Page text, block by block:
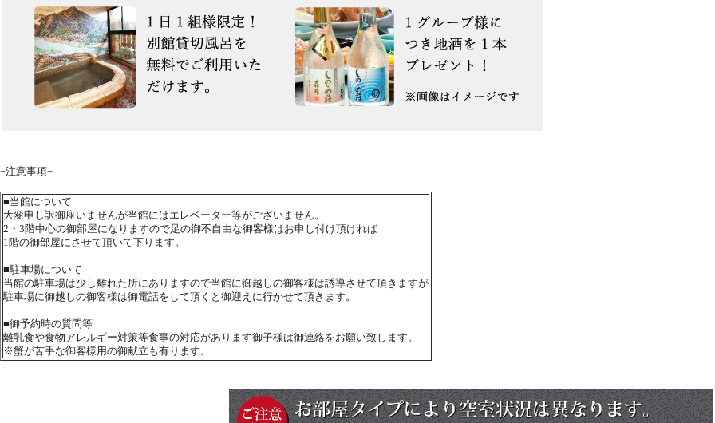
−注意事項−
■当館について
大変申し訳御座いませんが当館にはエレベーター等がございません。
2・3階中心の御部屋になりますので足の御不自由な御客様はお申し付け頂ければ
1階の御部屋にさせて頂いて下ります。
■駐車場について
当館の駐車場は少し離れた所にありますので当館に御越しの御客様は誘導させて頂きますが
駐車場に御越しの御客様は御電話をして頂くと御迎えに行かせて頂きます。
■御予約時の質問等
離乳食や食物アレルギー対策等食事の対応があります御子様は御連絡をお願い致します。
※蟹が苦手な御客様用の御献立も有ります。